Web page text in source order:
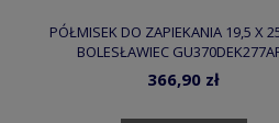
PÓŁMISEK DO ZAPIEKANIA 19,5 X
BOLESŁAWIEC
366,90 zł